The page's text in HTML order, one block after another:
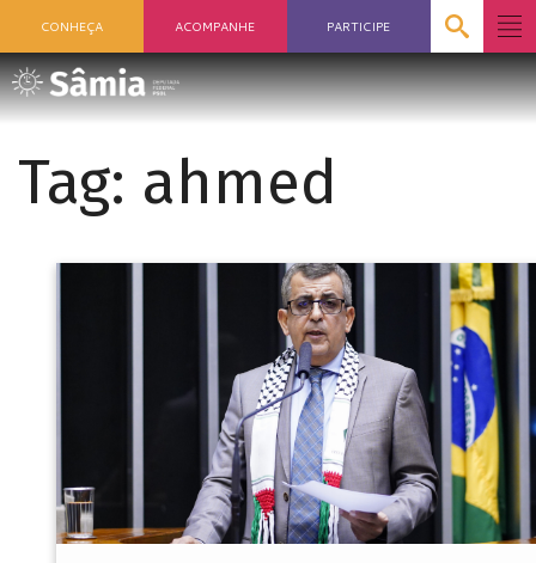
CONHEÇA ACOMPANHE PARTICIPE
Tag: ahmed